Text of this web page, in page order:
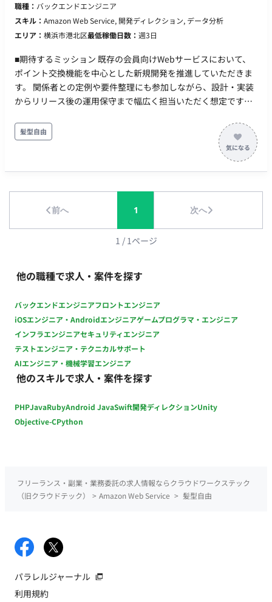
談事項があり、ディスカッションを行う場合は日中に実施させ
ていただきます。 PC：持参（OS指定なし）
職種： バックエンドエンジニア
スキル： Amazon Web Service, 開発ディレクション, データ分析
エリア： 横浜市港北区最低稼働日数： 週3日
■期待するミッション 既存の会員向けWebサービスにおいて、
ポイント交換機能を中心とした新規開発を推進していただきま
す。 関係者との定例や要件整理にも参加しながら、設計・実装
からリリース後の運用保守まで幅広く担当いただく想定です。
ター等のカテゴリ別商品一覧・フィルタリング機能の開発 ・商
品詳細画面の開発 ・保有ポイントの表示、ポイント交換処理の
開発 ・ポイント交換時のトランザクション処理 ・配送先情報の
入力・確認フォームの開発 ・ポイント交換完了までの一連の機
を管理する機能の開発 【要件整理・開発推進】 ・週次の関係者
定例への参加 ・バックログ上のガントチャートを用いた開発進
捗の説明 ・機能要件のヒアリング、整理・取りまとめ ・毎週金
チャートを用いた開発進捗のご説明／機能要件の吸い上げ・お
まとめ ・新規開発 ∟「グッズやデジタルコンテンツとのポイン
・上記に伴うCD（継続的デリバリー／デプロイ等）の運用方針
の検討・対応 ・運用保守 ＊24/365のサーバー運用保守は別業
者が担当 ∟お問い合わせ対応（コレクションバッジ/ポイントの
臨時付与、既存ロジックの新規バッジ追加） ∟システムエラー
の調査や修正（バッジ/ポイント付与エラー、X APIエラーな
ど） 【DB】 ・Amazon Aurora 【インフラ】 ・AWS ・Amazon
CloudWatch ・Amazon Route 53 ・Application Load
Balancer ・AWS Certificate Manager ・AWS Secrets Manager
髪型自由
前へ 1 次へ
1 / 1ページ
他の職種で求人・案件を探す
バックエンドエンジニアフロントエンジニア
iOSエンジニア・Androidエンジニアゲームプログラマ・エンジニア
インフラエンジニアセキュリティエンジニア
テストエンジニア・テクニカルサポート
AIエンジニア・機械学習エンジニア
他のスキルで求人・案件を探す
PHPJavaRubyAndroid JavaSwift開発ディレクションUnity
Objective-CPython
フリーランス・副業・業務委託の求人情報ならクラウドワークステック
（旧クラウドテック）
> Amazon Web Service > 髪型自由
パラレルジャーナル
利用規約